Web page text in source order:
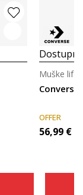
Converse
Muške
OFFER
56,99 €